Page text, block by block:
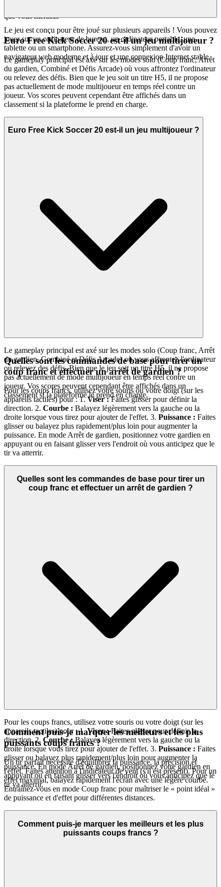
que vous méritez.
Le jeu est conçu pour être joué sur plusieurs appareils ! Vous pouvez
jouer sur un ordinateur de bureau, un ordinateur portable, une
tablette ou un smartphone. Assurez-vous simplement d'avoir un
navigateur web moderne et à jour et une connexion Internet stable.
Euro Free Kick Soccer 20 est-il un jeu multijoueur ?
Le gameplay principal est axé sur les modes solo (Coup franc, Arrêt
du gardien, Combiné et Défis Arcade) où vous affrontez l'ordinateur
ou relevez des défis. Bien que le jeu soit un titre H5, il ne propose
pas actuellement de mode multijoueur en temps réel contre un
joueur. Vos scores peuvent cependant être affichés dans un
classement si la plateforme le prend en charge.
Euro Free Kick Soccer 20 est-il un jeu multijoueur ?
Le gameplay principal est axé sur les modes solo (Coup franc, Arrêt
du gardien, Combiné et Défis Arcade) où vous affrontez l'ordinateur
ou relevez des défis. Bien que le jeu soit un titre H5, il ne propose
pas actuellement de mode multijoueur en temps réel contre un
joueur. Vos scores peuvent cependant être affichés dans un
classement si la plateforme le prend en charge.
Quelles sont les commandes de base pour tirer un
coup franc et effectuer un arrêt de gardien ?
Pour les coups francs, utilisez votre souris ou votre doigt (sur les
appareils tactiles) pour : 1.Viser :Faites glisser pour définir la
direction. 2. Courbe : Balayez légèrement vers la gauche ou la
droite lorsque vous tirez pour ajouter de l'effet. 3. Puissance : Faites
glisser ou balayez plus rapidement/plus loin pour augmenter la
puissance. En mode Arrêt de gardien, positionnez votre gardien en
appuyant ou en faisant glisser vers l'endroit où vous anticipez que le
tir va atterrir.
Quelles sont les commandes de base pour tirer un
coup franc et effectuer un arrêt de gardien ?
Pour les coups francs, utilisez votre souris ou votre doigt (sur les
appareils tactiles) pour : 1.Viser :Faites glisser pour définir la
direction. 2. Courbe :Balayez légèrement vers la gauche ou la
droite lorsque vous tirez pour ajouter de l'effet. 3. Puissance : Faites
glisser ou balayez plus rapidement/plus loin pour augmenter la
puissance. En mode Arrêt de gardien, positionnez votre gardien en
appuyant ou en faisant glisser vers l'endroit où vous anticipez que le
tir va atterrir.
Comment puis-je marquer les meilleurs et les plus
puissants coups francs ?
Un tir parfait nécessite d'équilibrer la puissance, la précision et
l'effet. Faites attention à l'indicateur de vent (s'il est présent). Pour un
effet maximal, balayez rapidement l'écran avec une légère courbe.
Entraînez-vous en mode Coup franc pour maîtriser le « point idéal »
de puissance et d'effet pour différentes distances.
Comment puis-je marquer les meilleurs et les plus
puissants coups francs ?